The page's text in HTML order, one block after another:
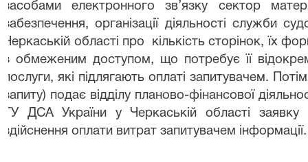
засобами електронного зв’язку сектор
забезпечення, організації діяльності служби
Черкаській області про
кількість сторінок, їх
з обмеженим доступом, що потребує її
послуги, які підлягають оплаті запитувачем.
запиту) подає відділу планово-фінансової
ТУ ДСА України у Черкаській області
здійснення оплати витрат запитувачем інформації.